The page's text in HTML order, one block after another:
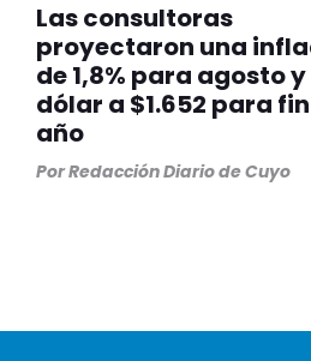
Las consultoras
proyectaron una
de 1,8% para agosto y
dólar a $1.652 para
año
PorRedacción Diario de Cuyo